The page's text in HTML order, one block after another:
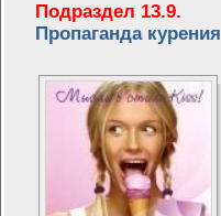
Подраздел 13.9.
Пропаганда курения